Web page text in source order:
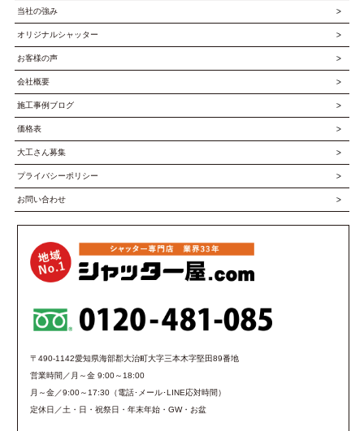
当社の強み
オリジナルシャッター
お客様の声
会社概要
施工事例ブログ
価格表
大工さん募集
プライバシーポリシー
お問い合わせ
〒490-1142愛知県海部郡大治町大字三本木字堅田89番地
営業時間／月～金 9:00～18:00
月～金／9:00～17:30（電話･メール･LINE応対時間）
定休日／土・日・祝祭日・年末年始・GW・お盆